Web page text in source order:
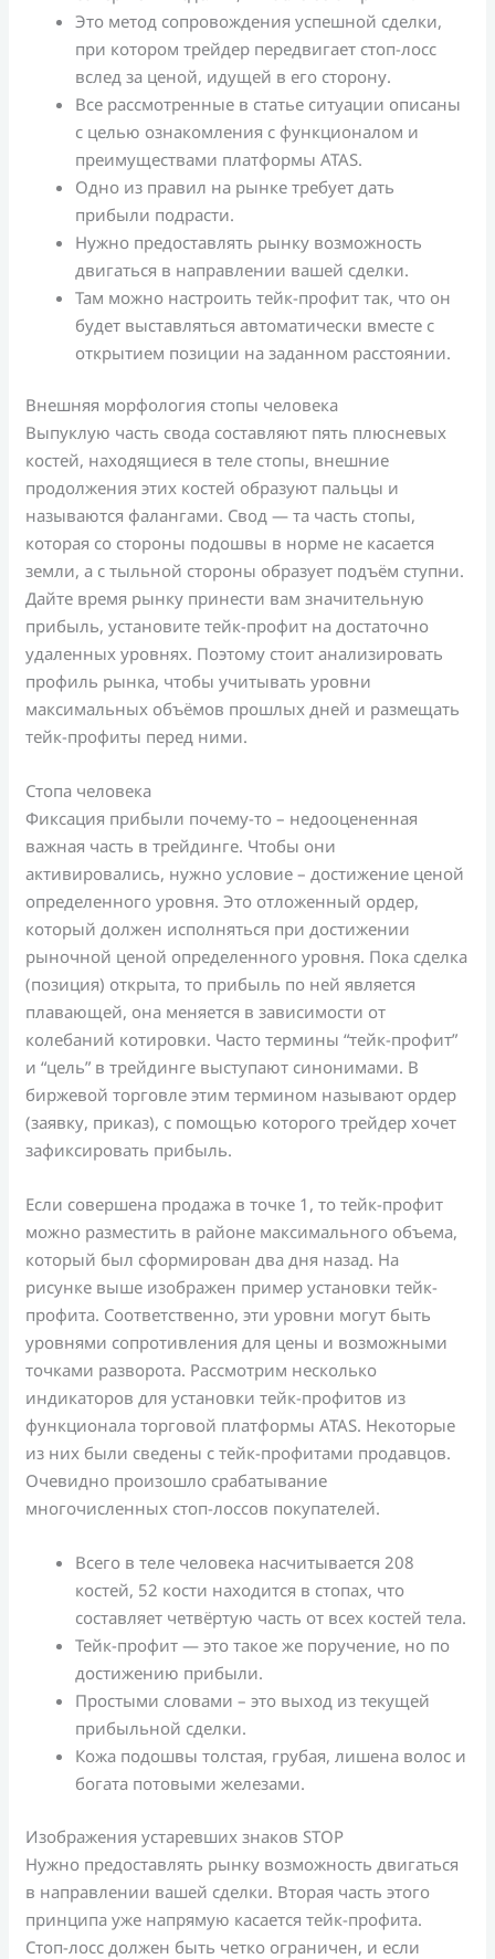
Это метод сопровождения успешной сделки,
при котором трейдер передвигает стоп-лосс
вслед за ценой, идущей в его сторону.
Все рассмотренные в статье ситуации описаны
с целью ознакомления с функционалом и
преимуществами платформы ATAS.
Одно из правил на рынке требует дать
прибыли подрасти.
Нужно предоставлять рынку возможность
двигаться в направлении вашей сделки.
Там можно настроить тейк-профит так, что он
будет выставляться автоматически вместе с
открытием позиции на заданном расстоянии.
Внешняя морфология стопы человека
Выпуклую часть свода составляют пять плюсневых
костей, находящиеся в теле стопы, внешние
продолжения этих костей образуют пальцы и
называются фалангами. Свод — та часть стопы,
которая со стороны подошвы в норме не касается
земли, а с тыльной стороны образует подъём ступни.
Дайте время рынку принести вам значительную
прибыль, установите тейк-профит на достаточно
удаленных уровнях. Поэтому стоит анализировать
профиль рынка, чтобы учитывать уровни
максимальных объёмов прошлых дней и размещать
тейк-профиты перед ними.
Стопа человека
Фиксация прибыли почему-то – недооцененная
важная часть в трейдинге. Чтобы они
активировались, нужно условие – достижение ценой
определенного уровня. Это отложенный ордер,
который должен исполняться при достижении
рыночной ценой определенного уровня. Пока сделка
(позиция) открыта, то прибыль по ней является
плавающей, она меняется в зависимости от
колебаний котировки. Часто термины “тейк-профит”
и “цель” в трейдинге выступают синонимами. В
биржевой торговле этим термином называют ордер
(заявку, приказ), с помощью которого трейдер хочет
зафиксировать прибыль.
Если совершена продажа в точке 1, то тейк-профит
можно разместить в районе максимального объема,
который был сформирован два дня назад. На
рисунке выше изображен пример установки тейк-
профита. Соответственно, эти уровни могут быть
уровнями сопротивления для цены и возможными
точками разворота. Рассмотрим несколько
индикаторов для установки тейк-профитов из
функционала торговой платформы ATAS. Некоторые
из них были сведены с тейк-профитами продавцов.
Очевидно произошло срабатывание
многочисленных стоп-лоссов покупателей.
Всего в теле человека насчитывается 208
костей, 52 кости находится в стопах, что
составляет четвёртую часть от всех костей тела.
Тейк-профит — это такое же поручение, но по
достижению прибыли.
Простыми словами – это выход из текущей
прибыльной сделки.
Кожа подошвы толстая, грубая, лишена волос и
богата потовыми железами.
Изображения устаревших знаков STOP
Нужно предоставлять рынку возможность двигаться
в направлении вашей сделки. Вторая часть этого
принципа уже напрямую касается тейк-профита.
Стоп-лосс должен быть четко ограничен, и если